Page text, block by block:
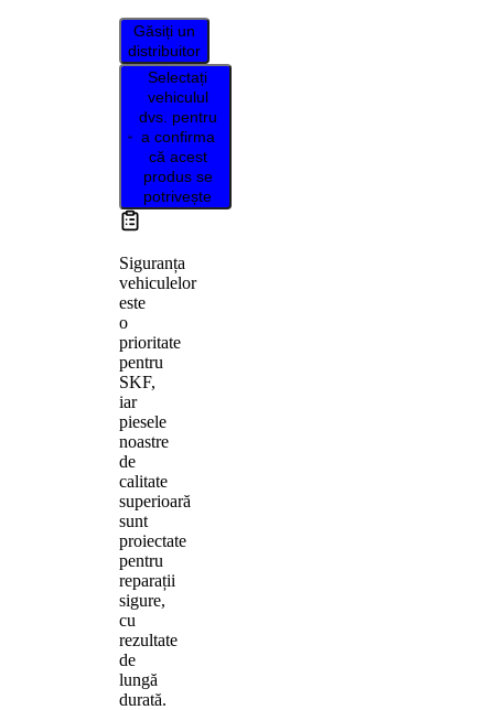
Găsiți un
distribuitor
Selectați
vehiculul
dvs. pentru
a confirma
că acest
produs se
potrivește
Siguranța
vehiculelor
este
o
prioritate
pentru
SKF,
iar
piesele
noastre
de
calitate
superioară
sunt
proiectate
pentru
reparații
sigure,
cu
rezultate
de
lungă
durată.